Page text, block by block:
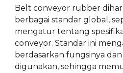
Belt conveyor rubber
berbagai standar global,
mengatur tentang
conveyor. Standar ini
berdasarkan fungsinya
digunakan, sehingga